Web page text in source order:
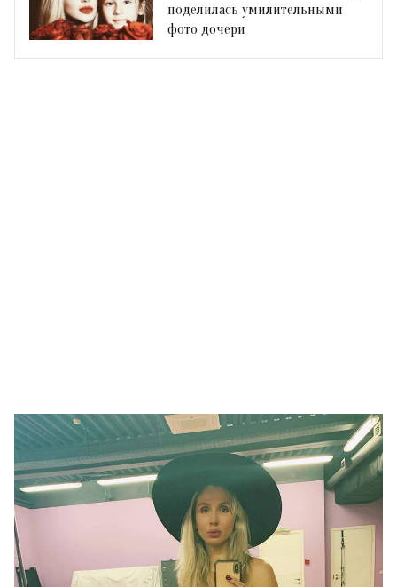
поделилась умилительными
фото дочери